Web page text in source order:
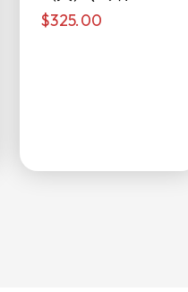
侖)
$325.00